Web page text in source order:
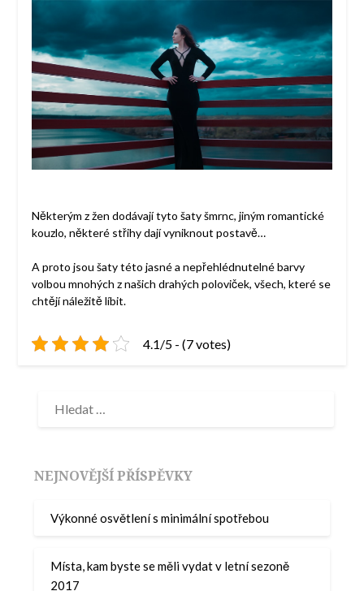
Některým z žen dodávají tyto šaty šmrnc, jiným romantické
kouzlo, některé střihy dají vyniknout postavě…
A proto jsou šaty této jasné a nepřehlédnutelné barvy
volbou mnohých z našich drahých poloviček, všech, které se
chtějí náležitě líbit.
4.1/5 - (7 votes)
NEJNOVĚJŠÍ PŘÍSPĚVKY
Výkonné osvětlení s minimální spotřebou
Místa, kam byste se měli vydat v letní sezoně
2017